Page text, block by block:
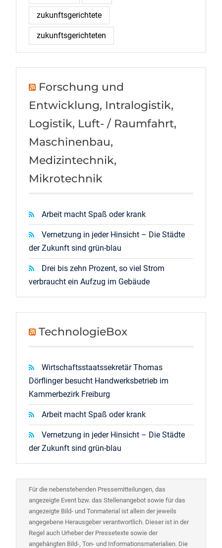
zukunftsgerichtete
zukunftsgerichteten
Forschung und
Entwicklung, Intralogistik,
Logistik, Luft- / Raumfahrt,
Maschinenbau,
Medizintechnik,
Mikrotechnik
Arbeit macht Spaß oder krank
Vernetzung in jeder Hinsicht – Die Städte
der Zukunft sind grün-blau
Drei bis zehn Prozent, so viel Strom
verbraucht ein Aufzug im Gebäude
TechnologieBox
Wirtschaftsstaatssekretär Thomas
Dörflinger besucht Handwerksbetrieb im
Kammerbezirk Freiburg
Arbeit macht Spaß oder krank
Vernetzung in jeder Hinsicht – Die Städte
der Zukunft sind grün-blau
Für die nebenstehenden Pressemitteilungen, das
angezeigte Event bzw. das Stellenangebot sowie für das
angezeigte Bild- und Tonmaterial ist allein der jeweils
angegebene Herausgeber verantwortlich. Dieser ist in der
Regel auch Urheber der Pressetexte sowie der
angehängten Bild-, Ton- und Informationsmaterialien. Die